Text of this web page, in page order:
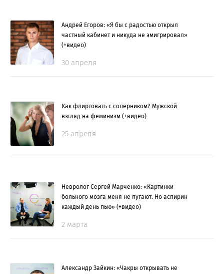
Андрей Егоров: «Я бы с радостью открыл
частный кабинет и никуда не эмигрировал»
(+видео)
30 апреля
Как флиртовать с соперником? Мужской
взгляд на феминизм (+видео)
25 апреля
Невролог Сергей Марченко: «Картинки
больного мозга меня не пугают. Но аспирин
каждый день пью» (+видео)
2 марта
Александр Зайкин: «Чакры открывать не